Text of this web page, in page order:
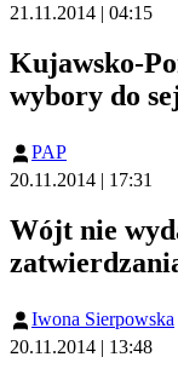
21.11.2014 | 04:15
Kujawsko-
wybory do
PAP
20.11.2014 | 17:31
Wójt nie
Iwona Sierpowska
20.11.2014 | 13:48